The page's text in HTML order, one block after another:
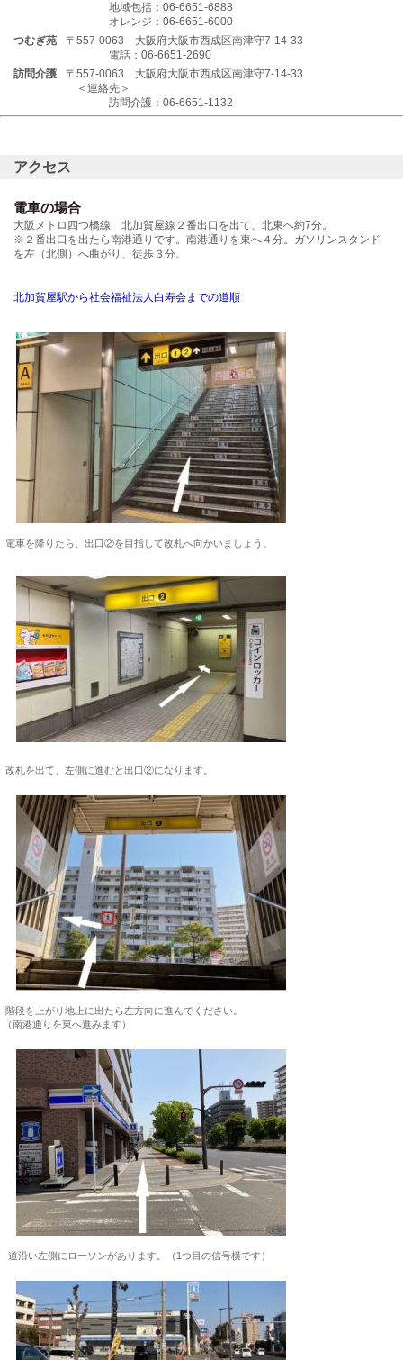
地域包括：06-6651-6888
オレンジ：06-6651-6000
つむぎ苑
〒557-0063 大阪府大阪市西成区南津守7-14-33
電話：06-6651-2690
訪問介護
〒557-0063 大阪府大阪市西成区南津守7-14-33
＜連絡先＞
訪問介護：06-6651-1132
アクセス
電車の場合
大阪メトロ四つ橋線 北加賀屋線２番出口を出て、北東へ約7分。
※２番出口を出たら南港通りです。南港通りを東へ４分。ガソリンスタンド
を左（北側）へ曲がり、徒歩３分。
北加賀屋駅から社会福祉法人白寿会までの道順
電車を降りたら、出口②を目指して改札へ向かいましょう。
改札を出て、左側に進むと出口②になります。
階段を上がり地上に出たら左方向に進んでください。
（南港通りを東へ進みます）
道沿い左側にローソンがあります。（1つ目の信号横です）